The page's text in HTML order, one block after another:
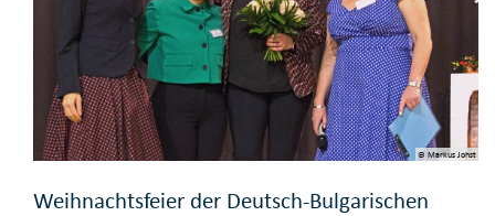
© Markus Johst
Weihnachtsfeier der Deutsch-Bulgarischen